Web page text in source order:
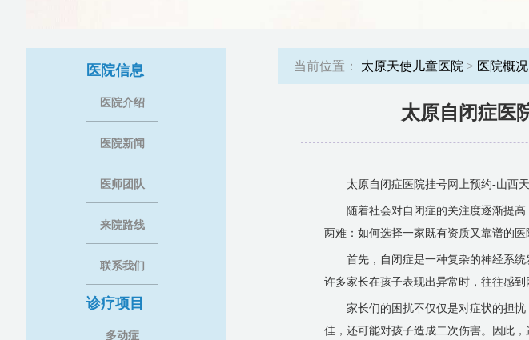
医院信息
医院介绍
医院新闻
医师团队
来院路线
联系我们
诊疗项目
多动症
当前位置： 太原天使儿童医院 > 医院概况
太原自闭症医
太原自闭症医院挂号网上预约-山西
随着社会对自闭症的关注度逐渐提
两难：如何选择一家既有资质又靠谱的
首先，自闭症是一种复杂的神经系
许多家长在孩子表现出异常时，往往感到
家长们的困扰不仅仅是对症状的担
佳，还可能对孩子造成二次伤害。因此